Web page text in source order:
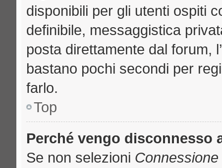
disponibili per gli utenti ospiti
definibile, messaggistica
posta direttamente dal forum,
bastano pochi secondi per
farlo.
Top
Perché vengo disconnesso
Se non selezioni